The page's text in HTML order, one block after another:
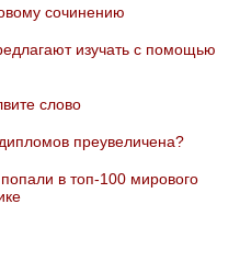
сочинению
изучать с помощью
слово
преувеличена?
в топ-100 мирового